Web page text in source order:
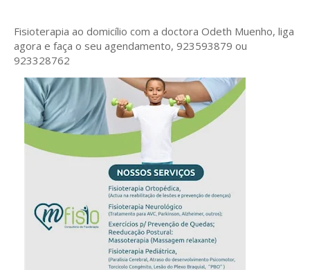
Fisioterapia ao domicílio com a doctora Odeth Muenho, liga
agora e faça o seu agendamento, 923593879 ou
923328762